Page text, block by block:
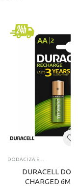
DURACELL
CHARGED 6M